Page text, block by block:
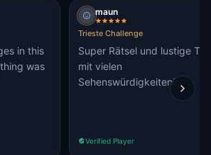
in this
was
maun
Trieste Challenge
Super Rätsel und lustige
mit vielen
Sehenswürdigkeiten!
Verified Player